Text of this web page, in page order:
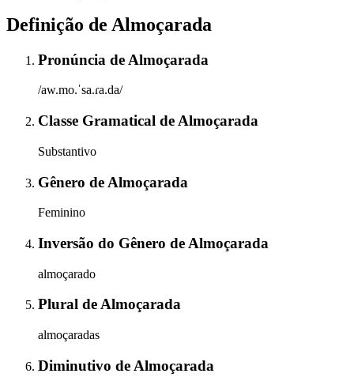
Definição de Almoçarada
Pronúncia de Almoçarada
/aw.mo.ˈsa.ɾa.da/
Classe Gramatical de Almoçarada
Substantivo
Gênero de Almoçarada
Feminino
Inversão do Gênero de Almoçarada
almoçarado
Plural deAlmoçarada
almoçaradas
Diminutivo de Almoçarada